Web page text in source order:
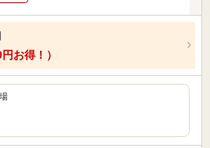
お得！）